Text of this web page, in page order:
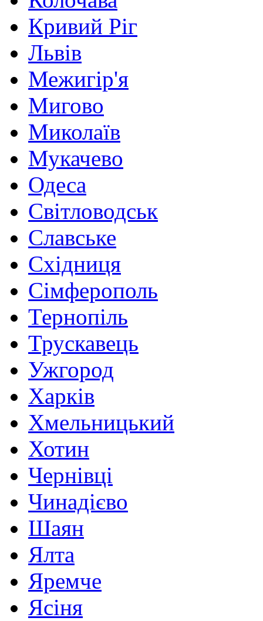
Кривий Ріг
Львів
Межигір'я
Мигово
Миколаїв
Мукачево
Одеса
Світловодськ
Славське
Східниця
Сімферополь
Тернопіль
Трускавець
Ужгород
Харків
Хмельницький
Хотин
Чернівці
Чинадієво
Шаян
Ялта
Яремче
Ясіня